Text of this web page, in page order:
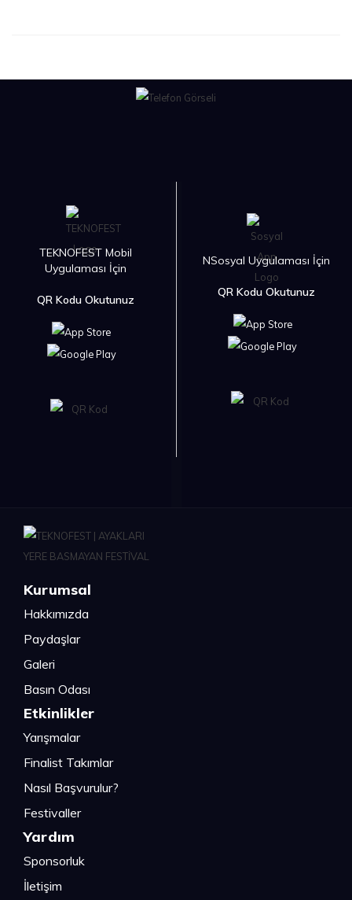
TEKNOFEST Mobil
Uygulaması İçin
QR Kodu Okutunuz
NSosyal Uygulaması İçin
QR Kodu Okutunuz
Kurumsal
Hakkımızda
Paydaşlar
Galeri
Basın Odası
Etkinlikler
Yarışmalar
Finalist Takımlar
Nasıl Başvurulur?
Festivaller
Yardım
Sponsorluk
İletişim